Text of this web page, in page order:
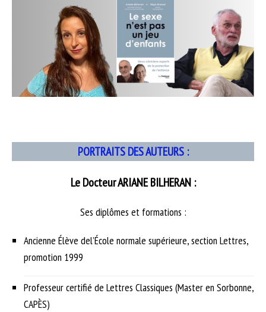
PORTRAITS DES AUTEURS :
Le Docteur ARIANE BILHERAN :
Ses diplômes et formations :
Ancienne Élève del’École normale supérieure, section Lettres,
promotion 1999
Professeur certifié de Lettres Classiques (Master en Sorbonne,
CAPÈS)